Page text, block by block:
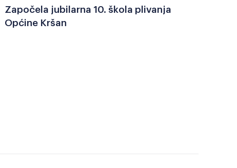
Započela jubilarna 10. škola plivanja
Općine Kršan